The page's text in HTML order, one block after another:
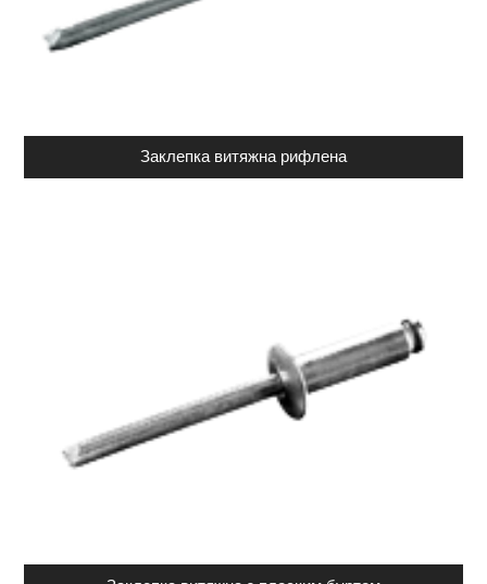
Заклепка витяжна рифлена